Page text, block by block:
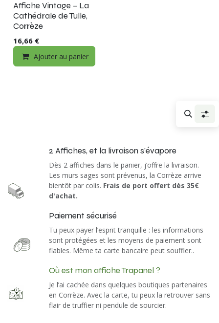
Affiche Vintage – La
Cathédrale de Tulle,
Corrèze
16,66 €
Ajouter au panier
2 Affiches, et la livraison s’évapore
Dès 2 affiches dans le panier, j’offre la livraison.
Les murs sages sont prévenus, la Corrèze arrive
bientôt par colis. Frais de port offert dès 35€
d'achat.
Paiement sécurisé
Tu peux payer l’esprit tranquille : les informations
sont protégées et les moyens de paiement sont
fiables. Même ta carte bancaire peut souffler..
Où est mon affiche Trapanel ?
Je l’ai cachée dans quelques boutiques partenaires
en Corrèze. Avec la carte, tu peux la retrouver sans
flair de truffier ni pendule de sourcier.